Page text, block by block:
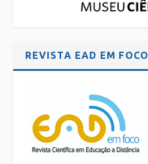
REVISTA EAD EM FOCO